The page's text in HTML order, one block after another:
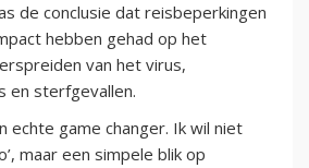
de conclusie dat reisbeperkingen
hebben gehad op het
van het virus,
en sterfgevallen.
echte game changer. Ik wil niet
maar een simpele blik op